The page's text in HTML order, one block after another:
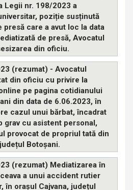
Legii nr. 198/2023 a
poziție susținută
care a avut loc la data
de presă, Avocatul
din oficiu.
(rezumat) - Avocatul
din oficiu cu privire la
pe pagina cotidianului
din data de 6.06.2023, în
cazul unui bărbat, încadrat
grav cu asistent personal,
provocat de propriul tată din
Botoșani.
(rezumat) Mediatizarea în
a unui accident rutier
în orașul Cajvana, județul